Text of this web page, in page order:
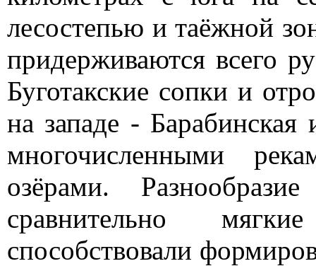
лесостепью и таёжной
придерживаются всего
Буготакские сопки и
на западе -
многочисленными
озёрами.
сравнительно
способствовали